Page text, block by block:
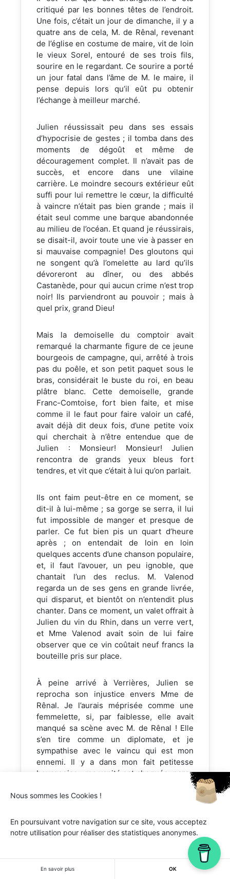
critiqué par les bonnes têtes de l’endroit.
Une fois, c’était un jour de dimanche, il y a
quatre ans de cela, M. de Rênal, revenant
de l’église en costume de maire, vit de loin
le vieux Sorel, entouré de ses trois fils,
sourire en le regardant. Ce sourire a porté
un jour fatal dans l’âme de M. le maire, il
pense depuis lors qu’il eût pu obtenir
l’échange à meilleur marché.
Julien réussissait peu dans ses essais
d’hypocrisie de gestes ; il tomba dans des
moments de dégoût et même de
découragement complet. Il n’avait pas de
succès, et encore dans une vilaine
carrière. Le moindre secours extérieur eût
suffi pour lui remettre le cœur, la difficulté
à vaincre n’était pas bien grande ; mais il
était seul comme une barque abandonnée
au milieu de l’océan. Et quand je réussirais,
se disait-il, avoir toute une vie à passer en
si mauvaise compagnie! Des gloutons qui
ne songent qu’à l’omelette au lard qu’ils
dévoreront au dîner, ou des abbés
Castanède, pour qui aucun crime n’est trop
noir! Ils parviendront au pouvoir ; mais à
quel prix, grand Dieu!
Mais la demoiselle du comptoir avait
remarqué la charmante figure de ce jeune
bourgeois de campagne, qui, arrêté à trois
pas du poêle, et son petit paquet sous le
bras, considérait le buste du roi, en beau
plâtre blanc. Cette demoiselle, grande
Franc-Comtoise, fort bien faite, et mise
comme il le faut pour faire valoir un café,
avait déjà dit deux fois, d’une petite voix
qui cherchait à n’être entendue que de
Julien : Monsieur! Monsieur! Julien
rencontra de grands yeux bleus fort
tendres, et vit que c’était à lui qu’on parlait.
Ils ont faim peut-être en ce moment, se
dit-il à lui-même ; sa gorge se serra, il lui
fut impossible de manger et presque de
parler. Ce fut bien pis un quart d’heure
après ; on entendait de loin en loin
quelques accents d’une chanson populaire,
et, il faut l’avouer, un peu ignoble, que
chantait l’un des reclus. M. Valenod
regarda un de ses gens en grande livrée,
qui disparut, et bientôt on n’entendit plus
chanter. Dans ce moment, un valet offrait à
Julien du vin du Rhin, dans un verre vert,
et Mme Valenod avait soin de lui faire
observer que ce vin coûtait neuf francs la
bouteille pris sur place.
À peine arrivé à Verrières, Julien se
reprocha son injustice envers Mme de
Rênal. Je l’aurais méprisée comme une
femmelette, si, par faiblesse, elle avait
manqué sa scène avec M. de Rênal ! Elle
s’en tire comme un diplomate, et je
sympathise avec le vaincu qui est mon
ennemi. Il y a dans mon fait petitesse
bourgeoise ; ma vanité est choquée, parce
que M. de Rênal est un homme ! illustre et
vaste corporation à laquelle j’ai l’honneur
Julien fut maussade toute la soirée ;
jusqu’ici il n’avait été en colère qu’avec le
hasard et la société ; depuis que Fouqué
lui avait offert un moyen ignoble d’arriver à
Nous sommes les Cookies !
En poursuivant votre navigation sur ce site, vous acceptez
notre utilisation pour réaliser des statistiques anonymes.
En savoir plus OK